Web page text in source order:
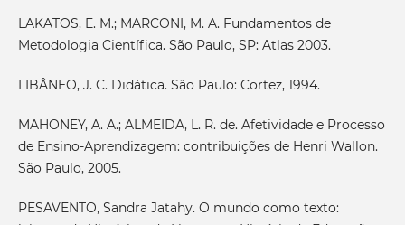
LAKATOS, E. M.; MARCONI, M. A. Fundamentos de
Metodologia Científica. São Paulo, SP: Atlas 2003.
LIBÂNEO, J. C. Didática. São Paulo: Cortez, 1994.
MAHONEY, A. A.; ALMEIDA, L. R. de. Afetividade e Processo
de Ensino-Aprendizagem: contribuições de Henri Wallon.
São Paulo, 2005.
PESAVENTO, Sandra Jatahy. O mundo como texto: